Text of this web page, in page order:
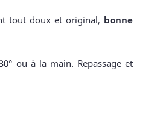
tout doux et original, bonne
ou à la main. Repassage et